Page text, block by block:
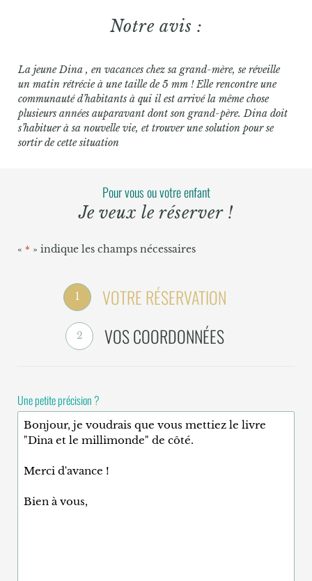
Notre avis :
La jeune Dina , en vacances chez sa grand-mère, se réveille
un matin rétrécie à une taille de 5 mm ! Elle rencontre une
communauté d’habitants à qui il est arrivé la même chose
plusieurs années auparavant dont son grand-père. Dina doit
s’habituer à sa nouvelle vie, et trouver une solution pour se
sortir de cette situation
Pour vous ou votre enfant
Je veux le réserver !
« * » indique les champs nécessaires
1 VOTRE RÉSERVATION
2 VOS COORDONNÉES
Une petite précision ?